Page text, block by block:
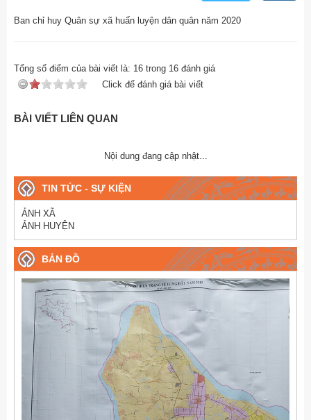
Ban chỉ huy Quân sự xã huấn luyện dân quân năm 2020
Tổng số điểm của bài viết là: 16 trong 16 đánh giá
Click để đánh giá bài viết
BÀI VIẾT LIÊN QUAN
Nội dung đang cập nhật...
TIN TỨC - SỰ KIỆN
ẢNH XÃ
ẢNH HUYỆN
BẢN ĐỒ